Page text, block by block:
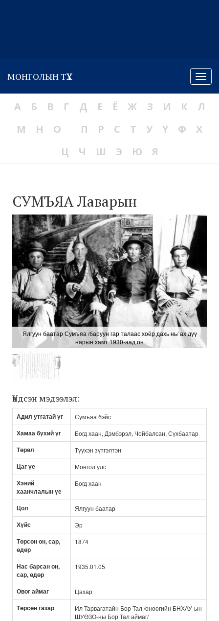
Menu
МОНГОЛЫН ТҮҮХ
А Б В Г Д Е Ё Ж З И К
Л
М
Н О П Р С Т У Ү Ф
Х
Ц
Ч Ш Э Ю Я
СУМЪЯА Лаварын
Ялгуун баатар Сумъяа /баруун гар талаас хоёр дахь нь/ ах дүү
нарын хамт 1930-аад он
Үндсэн мэдээлэл:
Адил утгатай үг Сумъяа бэйс
Хамаа бүхий үг Богд хаан, Дэмбэрэл, Чойбалсан, Сүхбаатар
Төрөл Түүхэн зүтгэлтэн
Цаг үе Монгол улс
Хэний
хаанчлалын үе
Богд хаан
Цол Ялгуун баатар
Хүйс Эр
Төрсөн он, сар,
өдөр
1874
Нас барсан он,
сар, өдөр
1935.01.05
Овог аймаг Цахар
Төрсөн газар
Ил Тарвагатайн Бор Тал /өнөөгийн БНХАУ-ын
ШУӨЗО-ны Бор Тал аймаг/